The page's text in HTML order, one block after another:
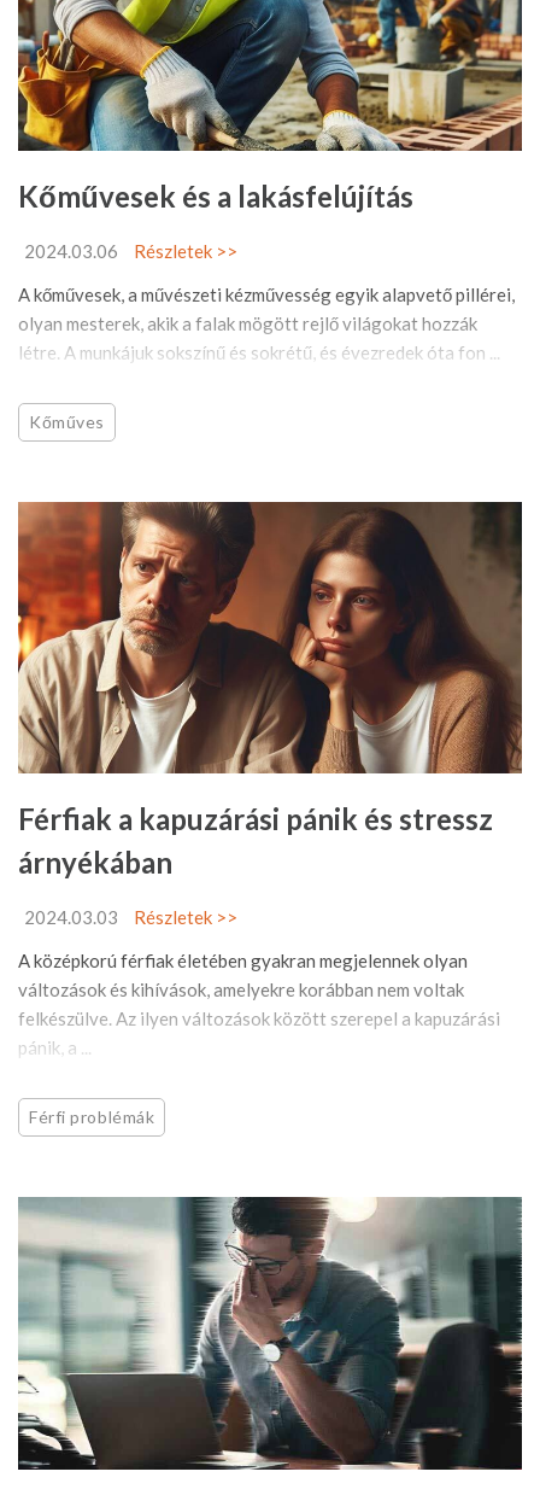
Kőművesek és a lakásfelújítás
2024.03.06
Részletek >>
A kőművesek, a művészeti kézművesség egyik alapvető pillérei,
olyan mesterek, akik a falak mögött rejlő világokat hozzák
létre. A munkájuk sokszínű és sokrétű, és évezredek óta fon ...
Kőműves
Férfiak a kapuzárási pánik és stressz
árnyékában
2024.03.03
Részletek >>
A középkorú férfiak életében gyakran megjelennek olyan
változások és kihívások, amelyekre korábban nem voltak
felkészülve. Az ilyen változások között szerepel a kapuzárási
pánik, a ...
Férfi problémák